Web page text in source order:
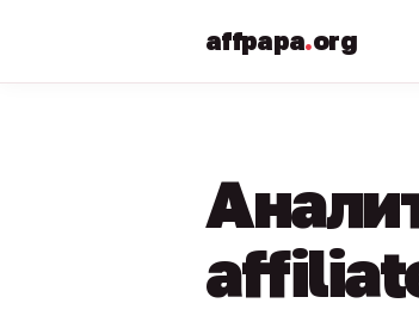
affpapa.org